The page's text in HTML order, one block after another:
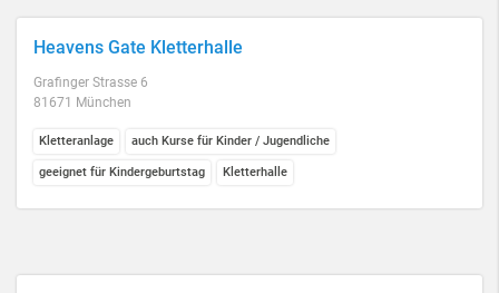
Heavens Gate Kletterhalle
Grafinger Strasse 6
81671 München
Kletteranlage auch Kurse für Kinder / Jugendliche
geeignet für Kindergeburtstag Kletterhalle